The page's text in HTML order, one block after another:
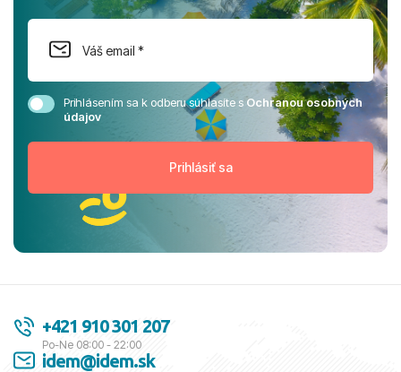
Prihlásením sa k odberu súhlasíte sOchranou osobných
údajov
+421 910 301 207
Po-Ne 08:00 - 22:00
idem@idem.sk